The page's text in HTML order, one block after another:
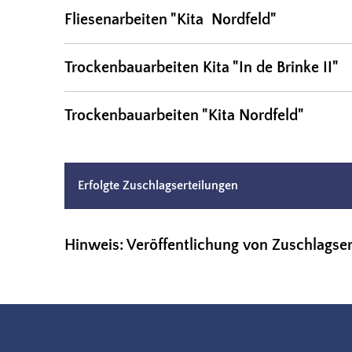
Fliesenarbeiten "Kita Nordfeld"
Trockenbauarbeiten Kita "In de Brinke II"
Trockenbauarbeiten "Kita Nordfeld"
Erfolgte Zuschlagserteilungen
Hinweis: Veröffentlichung von